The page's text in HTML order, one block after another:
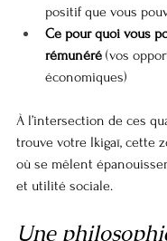
positif que vous
Ce pour quoi vous
rémunéré (vos
économiques)
À l’intersection de ces
trouve votre Ikigaï, cette
où se mêlent
et utilité sociale.
Une